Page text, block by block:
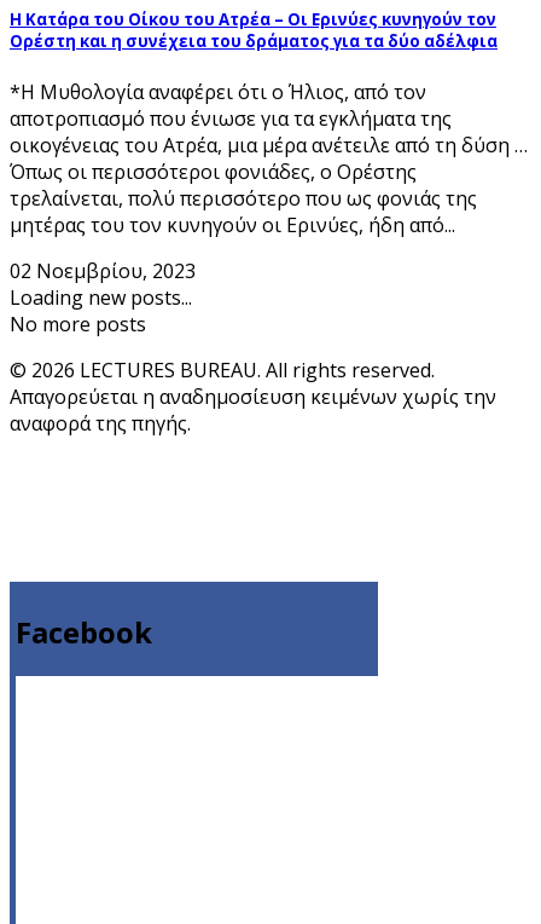
Η Κατάρα του Οίκου του Ατρέα – Οι Ερινύες κυνηγούν τον
Ορέστη και η συνέχεια του δράματος για τα δύο αδέλφια
*Η Μυθολογία αναφέρει ότι ο Ήλιος, από τον
αποτροπιασμό που ένιωσε για τα εγκλήματα της
οικογένειας του Ατρέα, μια μέρα ανέτειλε από τη δύση …
Όπως οι περισσότεροι φονιάδες, ο Ορέστης
τρελαίνεται, πολύ περισσότερο που ως φονιάς της
μητέρας του τον κυνηγούν οι Ερινύες, ήδη από...
02 Νοεμβρίου, 2023
Loading new posts...
No more posts
© 2026 LECTURES BUREAU. All rights reserved.
Απαγορεύεται η αναδημοσίευση κειμένων χωρίς την
αναφορά της πηγής.
Facebook